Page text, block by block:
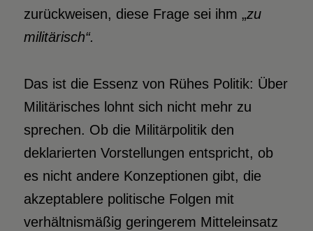
zurückweisen, diese Frage sei ihm „zu
militärisch“.
Das ist die Essenz von Rühes Politik: Über
Militärisches lohnt sich nicht mehr zu
sprechen. Ob die Militärpolitik den
deklarierten Vorstellungen entspricht, ob
es nicht andere Konzeptionen gibt, die
akzeptablere politische Folgen mit
verhältnismäßig geringerem Mitteleinsatz